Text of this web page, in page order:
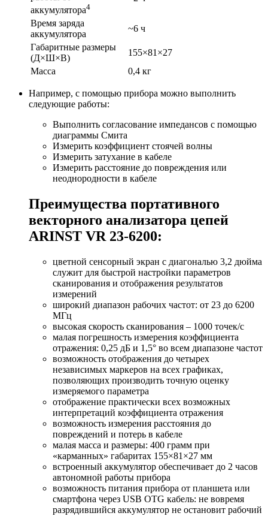
аккумулятора4
Время заряда
аккумулятора
~6 ч
Габаритные размеры
(Д×Ш×В)
155×81×27
Масса
0,4 кг
Например, с помощью прибора можно выполнить
следующие работы:
Выполнить согласование импедансов с помощью
диаграммы Смита
Измерить коэффициент стоячей волны
Измерить затухание в кабеле
Измерить расстояние до повреждения или
неоднородности в кабеле
Преимущества портативного
векторного анализатора цепей
ARINST VR 23-6200:
цветной сенсорный экран с диагональю 3,2 дюйма
служит для быстрой настройки параметров
сканирования и отображения результатов
измерений
широкий диапазон рабочих частот: от 23 до 6200
МГц
высокая скорость сканирования – 1000 точек/с
малая погрешность измерения коэффициента
отражения: 0,25 дБ и 1,5° во всем диапазоне частот
возможность отображения до четырех
независимых маркеров на всех графиках,
позволяющих производить точную оценку
измеряемого параметра
отображение практически всех возможных
интерпретаций коэффициента отражения
возможность измерения расстояния до
повреждений и потерь в кабеле
малая масса и размеры: 400 грамм при
«карманных» габаритах 155×81×27 мм
встроенный аккумулятор обеспечивает до 2 часов
автономной работы прибора
возможность питания прибора от планшета или
смартфона через USB OTG кабель: не вовремя
разрядившийся аккумулятор не остановит рабочий